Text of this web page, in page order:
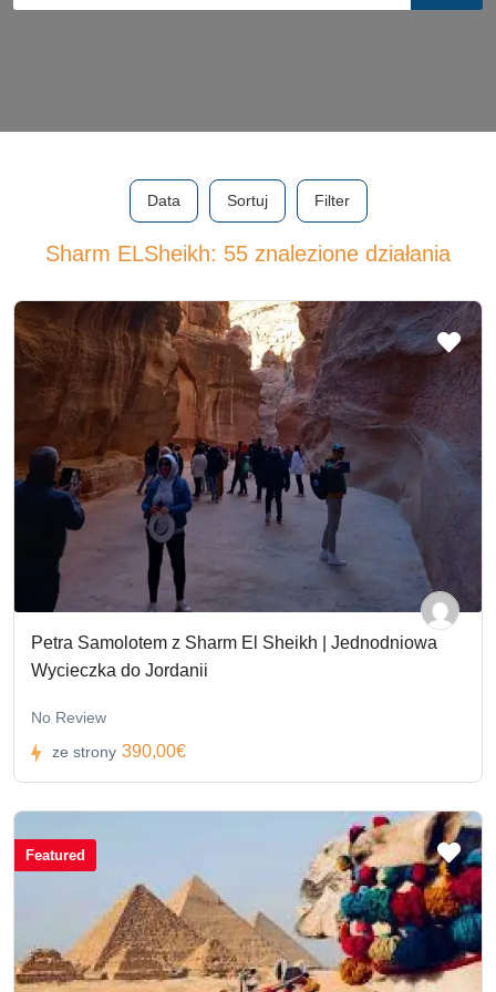
Data Sortuj Filter
Sharm ELSheikh: 55 znalezione działania
Petra Samolotem z Sharm El Sheikh | Jednodniowa
Wycieczka do Jordanii
No Review
ze strony 390,00€
Featured